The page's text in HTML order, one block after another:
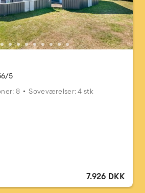
5
8 Soveværelser: 4 stk
7.926 DKK